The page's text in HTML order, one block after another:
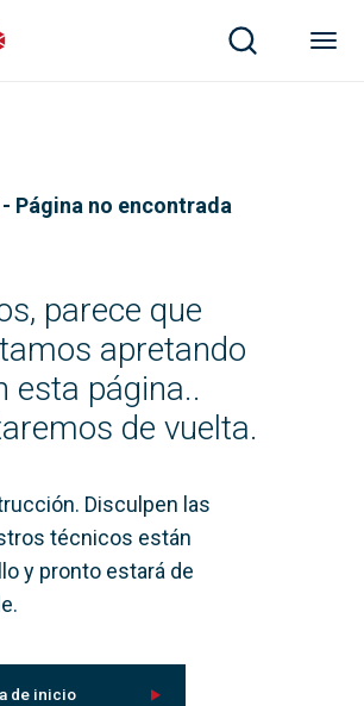
Página no encontrada
parece que
apretando
esta página..
de vuelta.
Disculpen las
técnicos están
y pronto estará de
de inicio